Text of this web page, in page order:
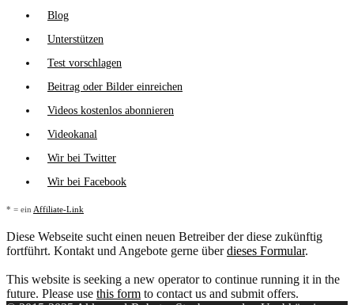
Blog
Unterstützen
Test vorschlagen
Beitrag oder Bilder einreichen
Videos kostenlos abonnieren
Videokanal
Wir bei Twitter
Wir bei Facebook
* = ein Affiliate-Link
Diese Webseite sucht einen neuen Betreiber der diese zukünftig
fortführt. Kontakt und Angebote gerne überdieses Formular.
This website is seeking a new operator to continue running it in the
future. Please use this form to contact us and submit offers.